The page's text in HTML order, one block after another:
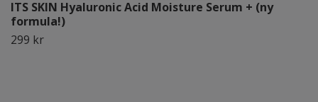
ITS SKIN Hyaluronic Acid Moisture Serum + (ny
formula!)
299 kr